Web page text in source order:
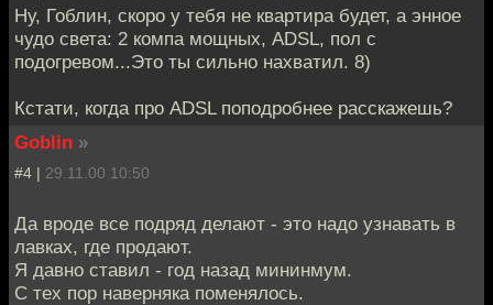
Ну, Гоблин, скоро у тебя не квартира будет, а энное
чудо света: 2 компа мощных, ADSL, пол с
подогревом...Это ты сильно нахватил. 8)
Кстати, когда про ADSL поподробнее расскажешь?
Goblin »
#4 | 29.11.00 10:50
Да вроде все подряд делают - это надо узнавать в
лавках, где продают.
Я давно ставил - год назад мининмум.
С тех пор наверняка поменялось.